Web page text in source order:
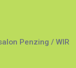
Penzing / WIR